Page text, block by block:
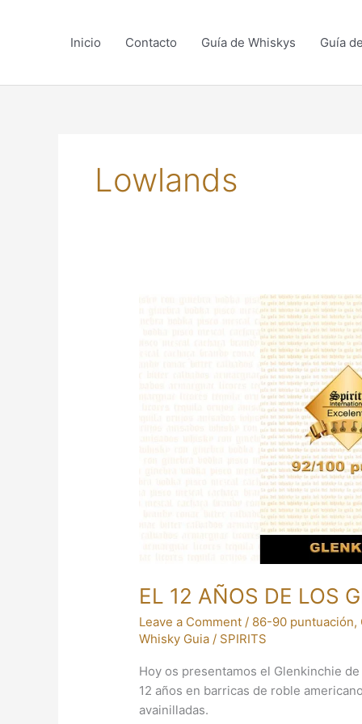
Inicio Contacto Guía de Whiskys Guía
Lowlands
EL 12 AÑOS DE LOS
Leave a Comment / 86-90 puntuación,
Whisky Guia / SPIRITS
Hoy os presentamos el Glenkinchie
12 años en barricas de roble
avainilladas.